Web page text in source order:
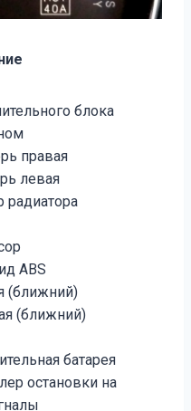
блока
правая
левая
радиатора
ABS
(ближний)
(ближний)
батарея
остановки на